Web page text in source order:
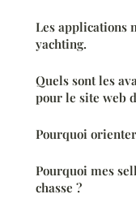
Les applications
yachting.
Quels sont les
pour le site web
Pourquoi
Pourquoi mes
chasse ?